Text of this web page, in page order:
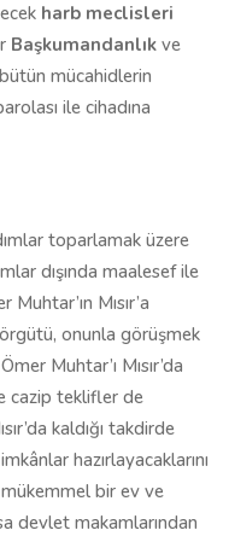
harb meclisleri
Başkumandanlık ve
mücahidlerin
ile cihadına
toparlamak üzere
dışında maalesef ile
Mısır’a
onunla görüşmek
Muhtar’ı Mısır’da
cazip teklifler de
kaldığı takdirde
hazırlayacaklarını
bir ev ve
devlet makamlarından